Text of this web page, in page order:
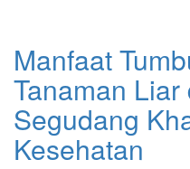
Tanaman
yang
Kaya
Khasiat
untuk
Manfaat
Tanaman Liar
Segudang
Kesehatan